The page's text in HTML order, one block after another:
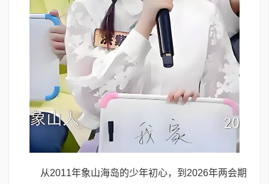
从2011年象山海岛的少年初心，到2026年两会期